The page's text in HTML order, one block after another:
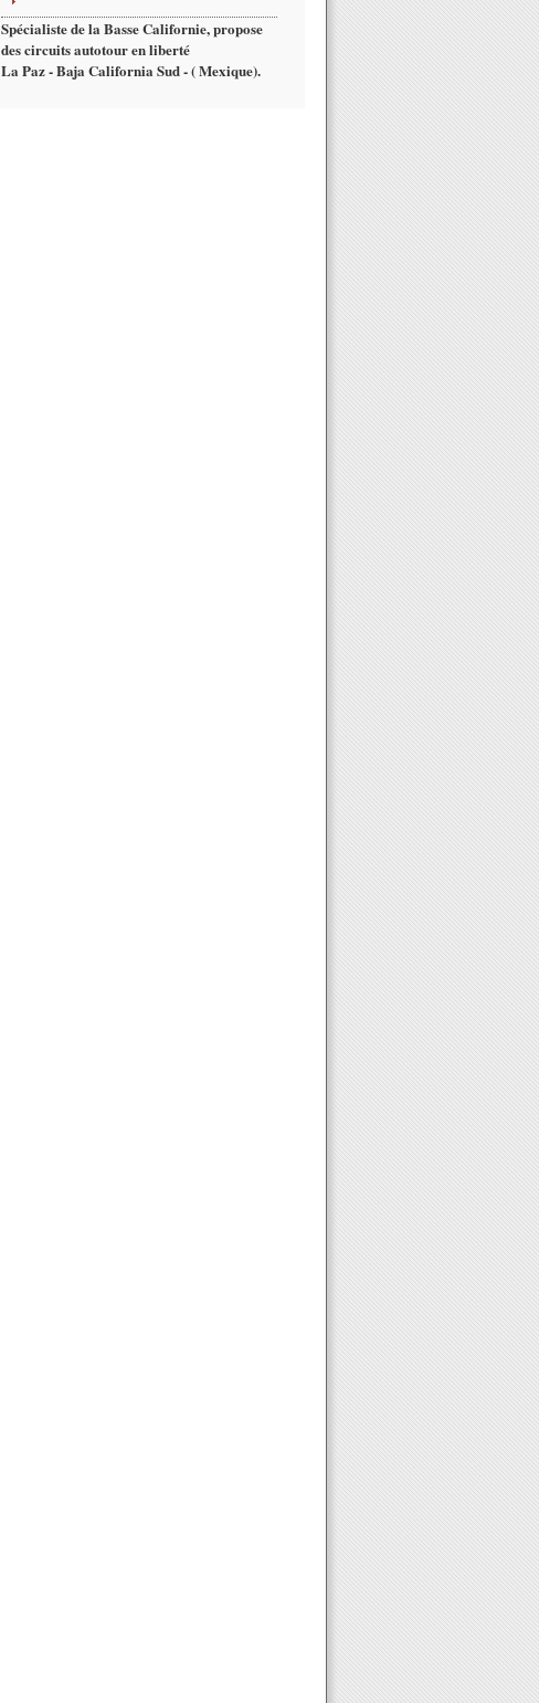
Spécialiste de la Basse Californie, propose
des circuits autotour en liberté
La Paz - Baja California Sud - ( Mexique).